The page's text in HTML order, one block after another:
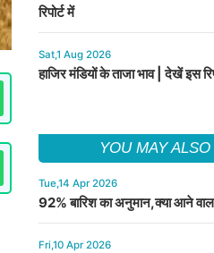
रिपोर्ट में
Sat,1 Aug 2026
हाजिर मंडियों के ताजा भाव | देखें इस
YOU MAY
Tue,14 Apr 2026
92% बारिश का अनुमान,क्या आने
Fri,10 Apr 2026